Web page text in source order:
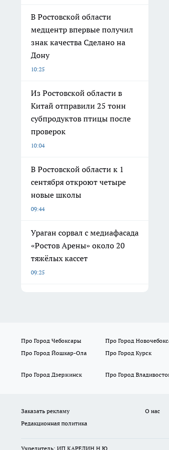
В Ростовской области
медцентр впервые получил
знак качества Сделано на
Дону
10:25
Из Ростовской области в
Китай отправили 25 тонн
субпродуктов птицы после
проверок
10:04
В Ростовской области к 1
сентября откроют четыре
новые школы
09:44
Ураган сорвал с медиафасада
«Ростов Арены» около 20
тяжёлых кассет
09:25
Про Город Чебоксары Про Город
Про Город Йошкар-Ола
Про Город Курск
Про Город Дзержинск
Про Город
Заказать рекламу О нас
Редакционная политика
Учредитель: ИП КАРЕЛИН Н.Ю.